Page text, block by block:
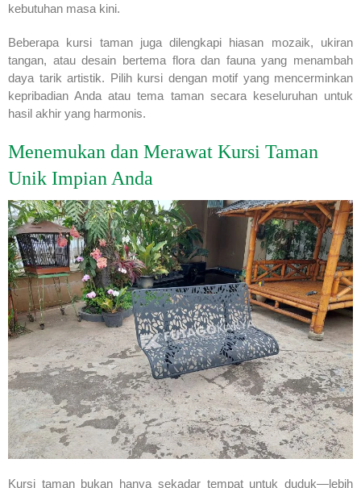
kebutuhan masa kini.
Beberapa kursi taman juga dilengkapi hiasan mozaik, ukiran
tangan, atau desain bertema flora dan fauna yang menambah
daya tarik artistik. Pilih kursi dengan motif yang mencerminkan
kepribadian Anda atau tema taman secara keseluruhan untuk
hasil akhir yang harmonis.
Menemukan dan Merawat Kursi Taman
Unik Impian Anda
Kursi taman bukan hanya sekadar tempat untuk duduk—lebih